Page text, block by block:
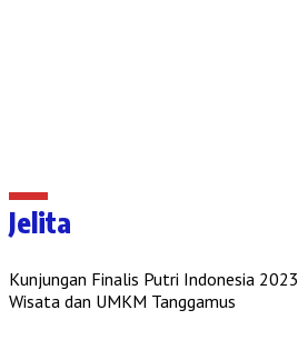
Jelita
Kunjungan Finalis Putri Indonesia
Wisata dan UMKM Tanggamus